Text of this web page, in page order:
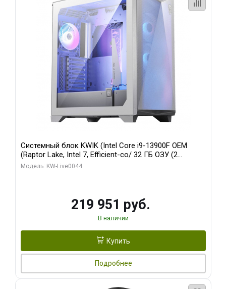
Системный блок KWIK (Intel Core i9-13900F OEM
(Raptor Lake, Intel 7, Efficient-co/ 32 ГБ ОЗУ (2
модуля)/ Gigabyte RTX5070Ti AERO OC 16GB GDDR7
Модель: KW-Live0044
219 951 руб.
В наличии
Купить
Подробнее